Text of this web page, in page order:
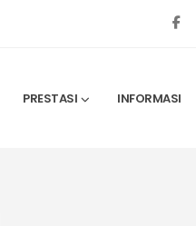
PRESTASI INFORMASI